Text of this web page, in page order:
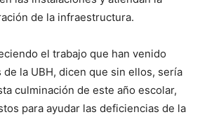
de la infraestructura.
el trabajo que han venido
la UBH, dicen que sin ellos, sería
culminación de este año escolar,
para ayudar las deficiencias de la